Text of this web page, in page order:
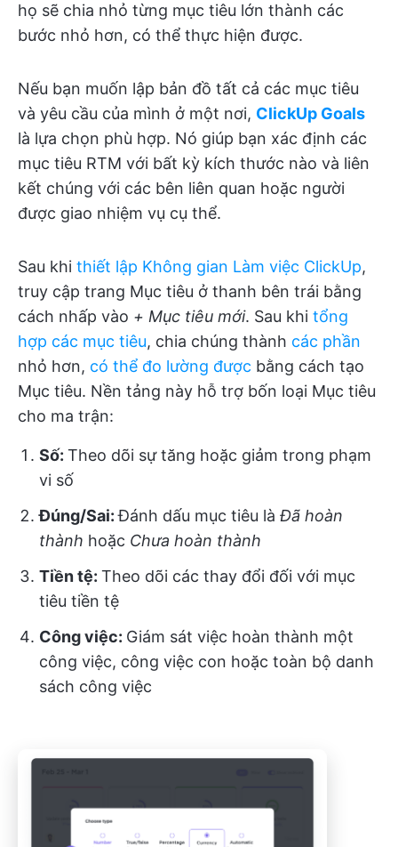
họ sẽ chia nhỏ từng mục tiêu lớn thành các
bước nhỏ hơn, có thể thực hiện được.
Nếu bạn muốn lập bản đồ tất cả các mục tiêu
và yêu cầu của mình ở một nơi, ClickUp Goals
là lựa chọn phù hợp. Nó giúp bạn xác định các
mục tiêu RTM với bất kỳ kích thước nào và liên
kết chúng với các bên liên quan hoặc người
được giao nhiệm vụ cụ thể.
Sau khi thiết lập Không gian Làm việc ClickUp,
truy cập trang Mục tiêu ở thanh bên trái bằng
cách nhấp vào + Mục tiêu mới. Sau khi tổng
hợp các mục tiêu, chia chúng thành các phần
nhỏ hơn, có thể đo lường được bằng cách tạo
Mục tiêu. Nền tảng này hỗ trợ bốn loại Mục tiêu
cho ma trận:
Số: Theo dõi sự tăng hoặc giảm trong phạm
vi số
Đúng/Sai:Đánh dấu mục tiêu là Đã hoàn
thành hoặc Chưa hoàn thành
Tiền tệ: Theo dõi các thay đổi đối với mục
tiêu tiền tệ
Công việc: Giám sát việc hoàn thành một
công việc, công việc con hoặc toàn bộ danh
sách công việc